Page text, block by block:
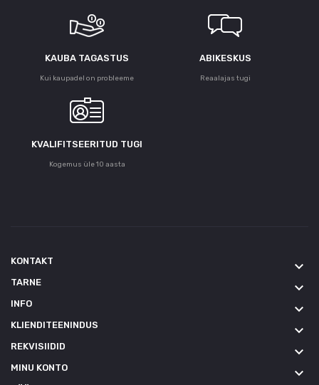
KAUBA TAGASTUS
Kui kaupadel on probleeme
ABIKESKUS
Reaalajas tugi
KVALIFITSEERITUD TUGI
Kogemus üle 10 aasta
KONTAKT keyboard_arrow_down
TARNE keyboard_arrow_down
INFO keyboard_arrow_down
KLIENDITEENINDUS keyboard_arrow_down
REKVISIIDID keyboard_arrow_down
MINU KONTO keyboard_arrow_down